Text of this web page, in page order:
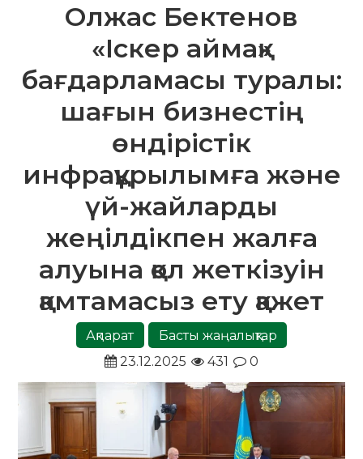
Олжас Бектенов
«Іскер аймақ»
бағдарламасы туралы:
шағын бизнестің
өндірістік
инфрақұрылымға және
үй-жайларды
жеңілдікпен жалға
алуына қол жеткізуін
қамтамасыз ету қажет
Ақпарат
Басты жаңалықтар
23.12.2025
431 0